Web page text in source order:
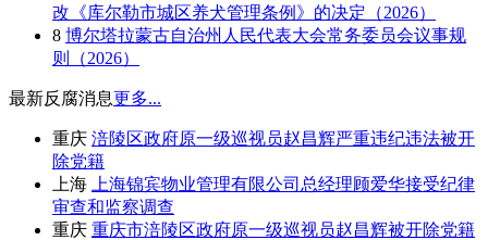
改《库尔勒市城区养犬管理条例》的决定（2026）
8 博尔塔拉蒙古自治州人民代表大会常务委员会议事规
则（2026）
最新反腐消息更多...
重庆 涪陵区政府原一级巡视员赵昌辉严重违纪违法被开
除党籍
上海
上海锦宾物业管理有限公司总经理顾爱华接受纪律
审查和监察调查
重庆 重庆市涪陵区政府原一级巡视员赵昌辉被开除党籍